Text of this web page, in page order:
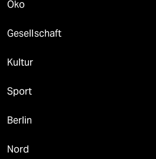
Öko
Gesellschaft
Kultur
Sport
Berlin
Nord